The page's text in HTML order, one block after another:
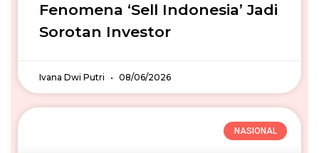
Fenomena ‘Sell Indonesia’ Jadi
Sorotan Investor
Ivana Dwi Putri 08/06/2026
NASIONAL